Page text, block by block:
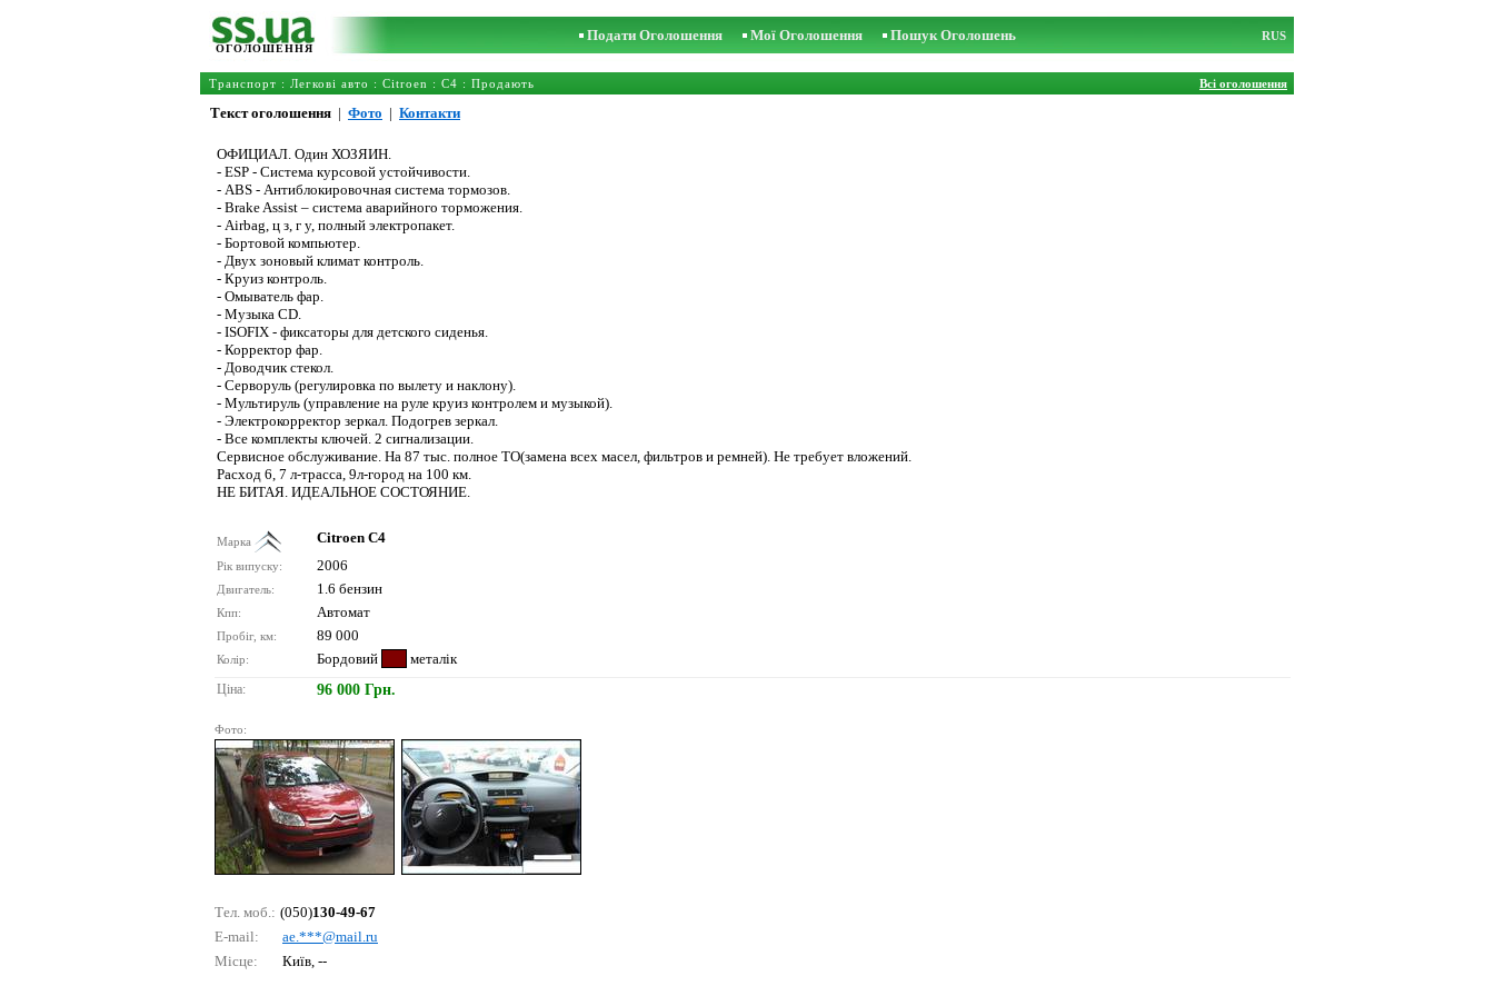
ОГОЛОШЕННЯ
Подати Оголошення Мої Оголошення Пошук Оголошень RUS
Транспорт : Легкові авто : Citroen : C4 : Продають Всі оголошення
Текст оголошення | Фото | Контакти
ОФИЦИАЛ. Один ХОЗЯИН.
- ESP - Система курсовой устойчивости.
- ABS - Антиблокировочная система тормозов.
- Brake Assist – система аварийного торможения.
- Airbag, ц з, г у, полный электропакет.
- Бортовой компьютер.
- Двух зоновый климат контроль.
- Круиз контроль.
- Омыватель фар.
- Музыка CD.
- ISOFIX - фиксаторы для детского сиденья.
- Корректор фар.
- Доводчик стекол.
- Серворуль (регулировка по вылету и наклону).
- Мультируль (управление на руле круиз контролем и музыкой).
- Электрокорректор зеркал. Подогрев зеркал.
- Все комплекты ключей. 2 сигнализации.
Сервисное обслуживание. На 87 тыс. полное ТО(замена всех масел, фильтров и ремней). Не требует вложений.
Расход 6, 7 л-трасса, 9л-город на 100 км.
НЕ БИТАЯ. ИДЕАЛЬНОЕ СОСТОЯНИЕ.
Марка Citroen C4
Рік випуску: 2006
Двигатель: 1.6 бензин
Кпп: Автомат
Пробіг, км: 89 000
Колір: Бордовий металік
Ціна: 96 000 Грн.
Фото:
Тел. моб.: (050)130-49-67
E-mail:
ае.***@mаil.ru
Місце:
Київ, --